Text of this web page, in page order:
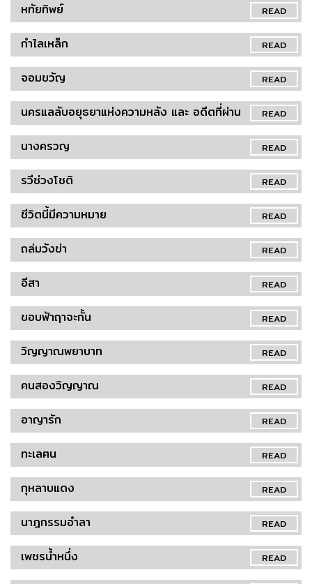
READ
หทัยทิพย์
READ
กำไลเหล็ก
READ
จอมขวัญ
READ
นครแลลับอยุธยาแห่งความหลัง และ อดีตที่ผ่าน
READ
นางครวญ
READ
รวีช่วงโชติ
READ
ชีวิตนี้มีความหมาย
READ
ถล่มวังข่า
READ
อีสา
READ
ขอบฟ้าฤาจะกั้น
READ
วิญญาณพยาบาท
READ
คนสองวิญญาณ
READ
อาญารัก
READ
ทะเลฅน
READ
กุหลาบแดง
READ
นาฎกรรมอำลา
READ
เพชรน้ำหนึ่ง